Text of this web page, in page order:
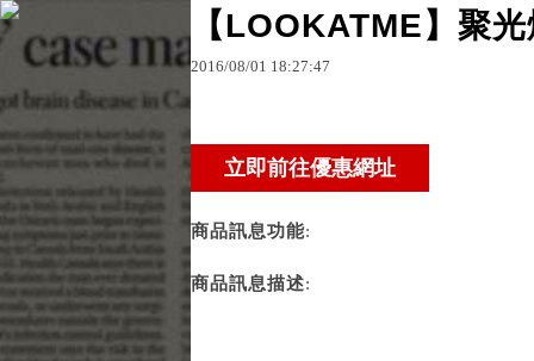
原文網址：http://blog.udn.com/zvdljt97/68553777
【LOOKATME】聚
2016/08/01 18:27:47
商品訊息功能:
商品訊息描述: